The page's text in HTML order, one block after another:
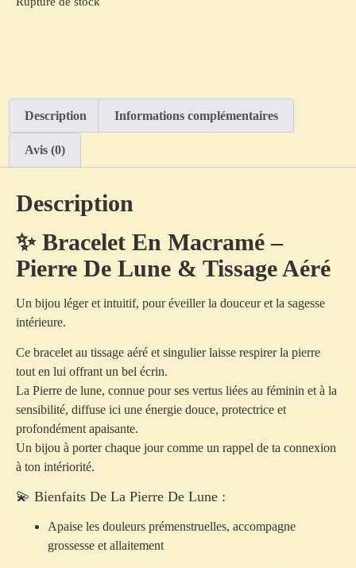
Description Informations complémentaires
Avis (0)
Description
✨ Bracelet En Macramé –
Pierre De Lune & Tissage Aéré
Un bijou léger et intuitif, pour éveiller la douceur et la sagesse
intérieure.
Ce bracelet au tissage aéré et singulier laisse respirer la pierre
tout en lui offrant un bel écrin.
La Pierre de lune, connue pour ses vertus liées au féminin et à la
sensibilité, diffuse ici une énergie douce, protectrice et
profondément apaisante.
Un bijou à porter chaque jour comme un rappel de ta connexion
à ton intériorité.
💫 Bienfaits De La Pierre De Lune :
Apaise les douleurs prémenstruelles, accompagne
grossesse et allaitement